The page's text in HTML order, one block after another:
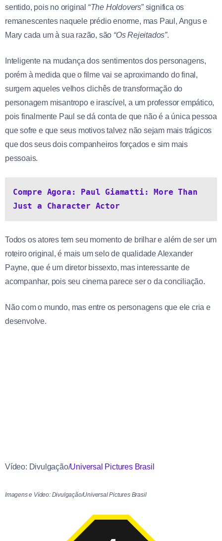
sentido, pois no original “The Holdovers” significa os
remanescentes naquele prédio enorme, mas Paul, Angus e
Mary cada um à sua razão, são “Os Rejeitados”.
Inteligente na mudança dos sentimentos dos personagens,
porém à medida que o filme vai se aproximando do final,
surgem aqueles velhos clichês de transformação do
personagem misantropo e irascível, a um professor empático,
pois finalmente Paul se dá conta de que não é a única pessoa
que sofre e que seus motivos talvez não sejam mais trágicos
que dos seus dois companheiros forçados e sim mais
pessoais.
Compre Agora: Paul Giamatti: More Than
Just a Character Actor
Todos os atores tem seu momento de brilhar e além de ser um
roteiro original, é mais um selo de qualidade Alexander
Payne, que é um diretor bissexto, mas interessante de
acompanhar, pois seu cinema parece ser o da conciliação.
Não com o mundo, mas entre os personagens que ele cria e
desenvolve.
Vídeo: Divulgação/Universal Pictures Brasil
Imagens e Vídeo: Divulgação/Universal Pictures Brasil